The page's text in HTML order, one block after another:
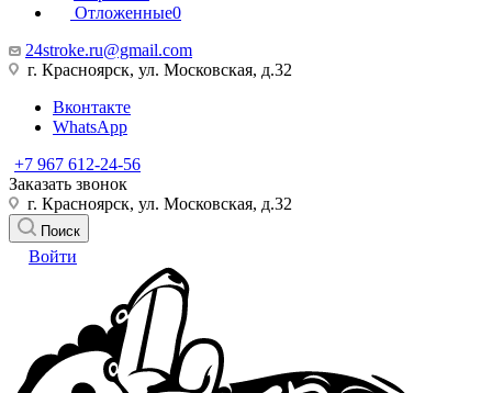
Отложенные0
24stroke.ru@gmail.com
г. Красноярск, ул. Московская, д.32
Вконтакте
WhatsApp
+7 967 612-24-56
Заказать звонок
г. Красноярск, ул. Московская, д.32
Поиск
Войти